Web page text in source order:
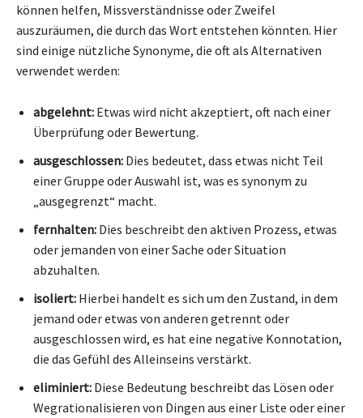
können helfen, Missverständnisse oder Zweifel
auszuräumen, die durch das Wort entstehen könnten. Hier
sind einige nützliche Synonyme, die oft als Alternativen
verwendet werden:
abgelehnt: Etwas wird nicht akzeptiert, oft nach einer
Überprüfung oder Bewertung.
ausgeschlossen: Dies bedeutet, dass etwas nicht Teil
einer Gruppe oder Auswahl ist, was es synonym zu
„ausgegrenzt“ macht.
fernhalten: Dies beschreibt den aktiven Prozess, etwas
oder jemanden von einer Sache oder Situation
abzuhalten.
isoliert: Hierbei handelt es sich um den Zustand, in dem
jemand oder etwas von anderen getrennt oder
ausgeschlossen wird, es hat eine negative Konnotation,
die das Gefühl des Alleinseins verstärkt.
eliminiert: Diese Bedeutung beschreibt das Lösen oder
Wegrationalisieren von Dingen aus einer Liste oder einer